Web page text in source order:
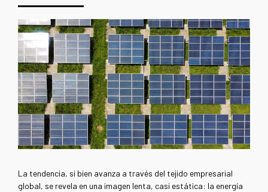
La tendencia, si bien avanza a través del tejido empresarial
global, se revela en una imagen lenta, casi estática: la energía